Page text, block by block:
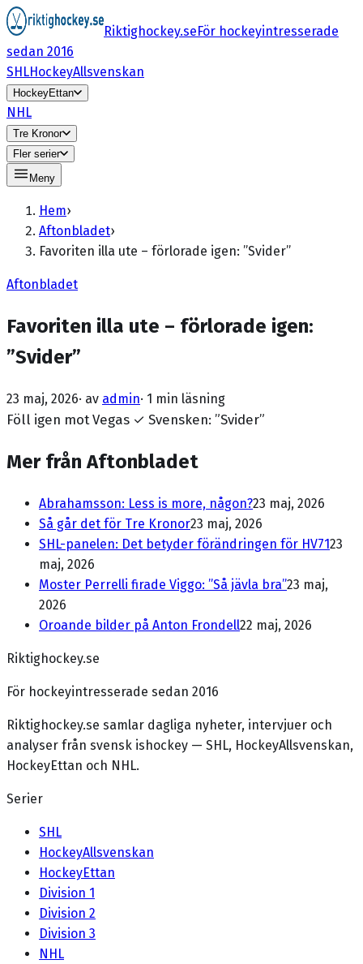
Riktighockey.seFör hockeyintresserade
sedan 2016
SHLHockeyAllsvenskan
HockeyEttan
NHL
Tre Kronor
Fler serier
Meny
Hem›
Aftonbladet›
Favoriten illa ute – förlorade igen: ”Svider”
Aftonbladet
Favoriten illa ute – förlorade igen:
”Svider”
23 maj, 2026· av admin· 1 min läsning
Föll igen mot Vegas ✓ Svensken: ”Svider”
Mer från Aftonbladet
Abrahamsson: Less is more, någon?23 maj, 2026
Så går det för Tre Kronor23 maj, 2026
SHL-panelen: Det betyder förändringen för HV7123
maj, 2026
Moster Perrelli firade Viggo: ”Så jävla bra”23 maj,
2026
Oroande bilder på Anton Frondell22 maj, 2026
Riktighockey.se
För hockeyintresserade sedan 2016
Riktighockey.se samlar dagliga nyheter, intervjuer och
analyser från svensk ishockey — SHL, HockeyAllsvenskan,
HockeyEttan och NHL.
Serier
SHL
HockeyAllsvenskan
HockeyEttan
Division 1
Division 2
Division 3
NHL